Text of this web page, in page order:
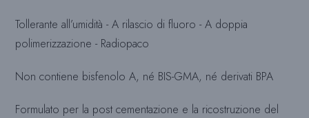
Tollerante all’umidità - A rilascio di fluoro - A doppia
polimerizzazione - Radiopaco
Non contiene bisfenolo A, né BIS-GMA, né derivati BPA
Formulato per la post cementazione e la ricostruzione del